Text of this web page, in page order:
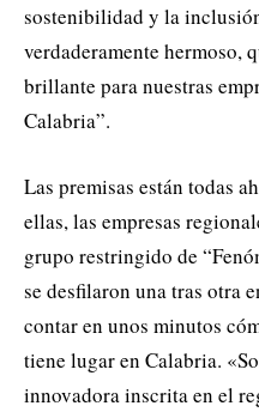
sostenibilidad y la
verdaderamente hermoso,
brillante para nuestras
Calabria”.
Las premisas están todas
ellas, las empresas
grupo restringido de
se desfilaron una tras otra
contar en unos minutos
tiene lugar en Calabria.
innovadora inscrita en el